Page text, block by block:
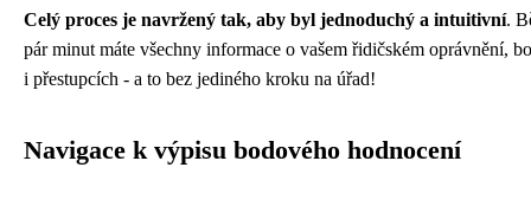
Celý proces je navržený tak, aby byl jednoduchý a intuitivní.
pár minut máte všechny informace o vašem řidičském oprávnění,
i přestupcích - a to bez jediného kroku na úřad!
Navigace k výpisu bodového hodnocení